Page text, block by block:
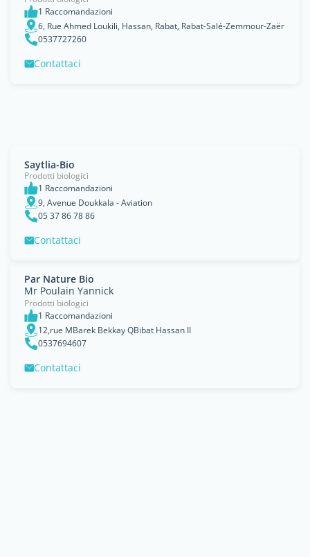
1 Raccomandazioni
6, Rue Ahmed Loukili, Hassan, Rabat, Rabat-Salé-Zemmour-Zaër
0537727260
Contattaci
Saytlia-Bio
Prodotti biologici
1 Raccomandazioni
9, Avenue Doukkala - Aviation
05 37 86 78 86
Contattaci
Par Nature Bio
Mr Poulain Yannick
Prodotti biologici
1 Raccomandazioni
12,rue MBarek Bekkay QBibat Hassan II
0537694607
Contattaci